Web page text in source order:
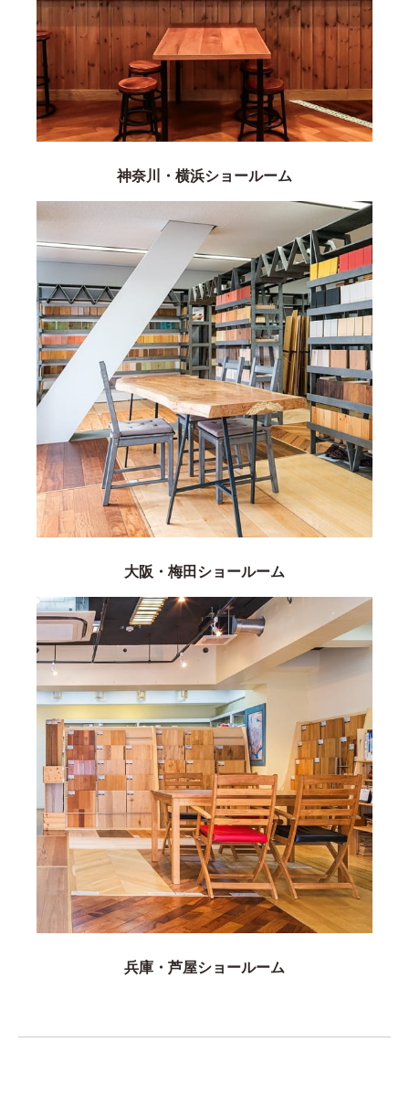
神奈川・横浜ショールーム
大阪・梅田ショールーム
兵庫・芦屋ショールーム